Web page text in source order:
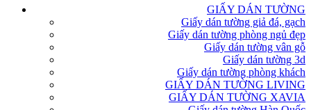
GIẤY DÁN TƯỜNG
Giấy dán tường giả đá, gạch
Giấy dán tường phòng ngủ đẹp
Giấy dán tường vân gỗ
Giấy dán tường 3d
Giấy dán tường phòng khách
GIẤY DÁN TƯỜNG LIVING
GIẤY DÁN TƯỜNG XAVIA